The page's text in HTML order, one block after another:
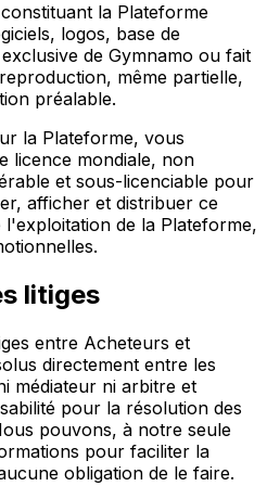
la Plateforme
logos, base de
de Gymnamo ou fait
même partielle,
préalable.
la Plateforme, vous
licence mondiale, non
et sous-licenciable pour
afficher et distribuer ce
de la Plateforme,
litiges
entre Acheteurs et
directement entre les
médiateur ni arbitre et
pour la résolution des
pouvons, à notre seule
pour faciliter la
obligation de le faire.